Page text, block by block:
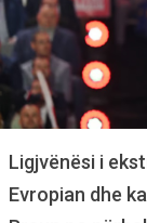
Ligjvënësi i
Evropian dhe